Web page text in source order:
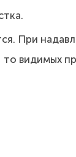
При
то